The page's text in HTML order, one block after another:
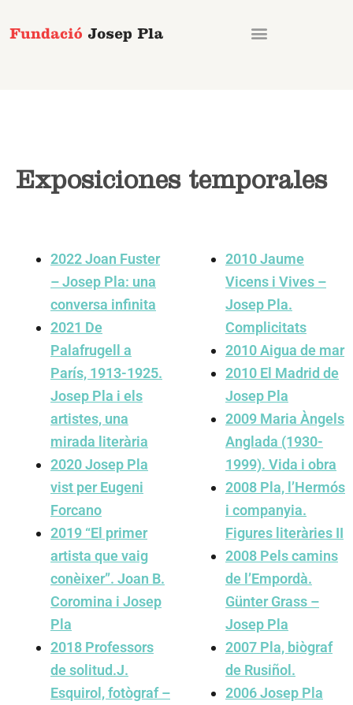
al
Exposiciones temporales
2022 Joan Fuster
– Josep Pla: una
conversa infinita
2021 De
Palafrugell a
París, 1913-1925.
Josep Pla i els
artistes, una
mirada literària
2020Josep Pla
vist per Eugeni
Forcano
2019 “El primer
artista que vaig
conèixer”. Joan B.
Coromina i Josep
Pla
2018 Professors
de solitud.J.
Esquirol, fotògraf –
2010Jaume
Vicens i Vives –
Josep Pla.
Complicitats
2010Aigua de mar
2010 El Madrid de
Josep Pla
2009 Maria Àngels
Anglada (1930-
1999). Vida i obra
2008 Pla, l’Hermós
i companyia.
Figures literàries II
2008 Pels camins
de l’Empordà.
Günter Grass –
Josep Pla
2007 Pla, biògraf
de Rusiñol.
2006Josep Pla